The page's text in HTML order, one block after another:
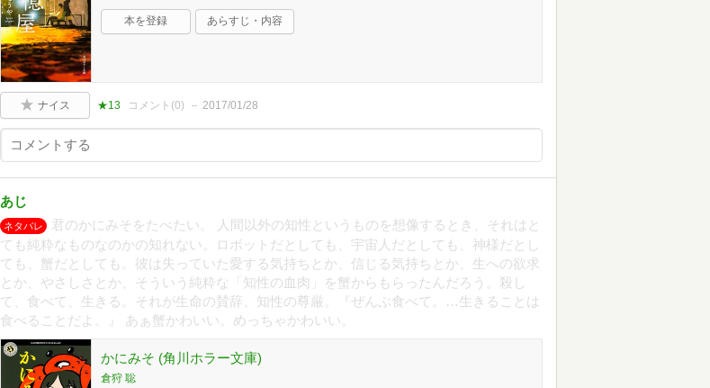
本を登録 あらすじ・内容
ナイス ★13 コメント(0) 2017/01/28
あじ
ネタバレ
君のかにみそをたべたい。 人間以外の知性というものを想像するとき、それはと
ても純粋なものなのかの知れない。ロボットだとしても、宇宙人だとしても、神様だとし
ても、蟹だとしても。彼は失っていた愛する気持ちとか、信じる気持ちとか、生への欲求
とか、やさしさとか、そういう純粋な「知性の血肉」を蟹からもらったんだろう。殺し
て、食べて、生きる。それが生命の賛辞、知性の尊厳。『ぜんぶ食べて。…生きることは
食べることだよ。』 あぁ蟹かわいい。めっちゃかわいい。
かにみそ (角川ホラー文庫)
倉狩 聡